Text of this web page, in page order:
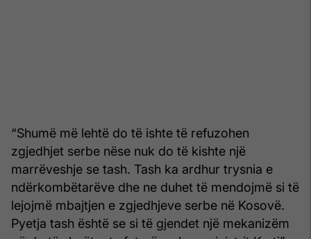
“Shumë më lehtë do të ishte të refuzohen
zgjedhjet serbe nëse nuk do të kishte një
marrëveshje se tash. Tash ka ardhur trysnia e
ndërkombëtarëve dhe ne duhet të mendojmë si të
lejojmë mbajtjen e zgjedhjeve serbe në Kosovë.
Pyetja tash është se si të gjendet një mekanizëm